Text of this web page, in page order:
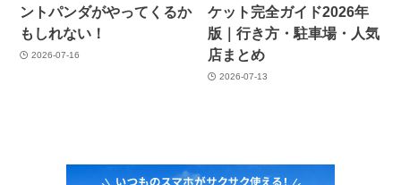
ントパンダがやってくるか
もしれない！
2026-07-16
ケット完全ガイド2026年
版｜行き方・駐車場・人気
店まとめ
2026-07-13